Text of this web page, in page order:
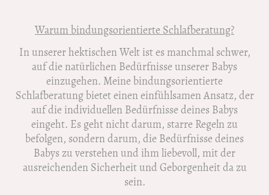
Warum bindungsorientierte Schlafberatung?
In unserer hektischen Welt ist es manchmal schwer,
auf die natürlichen Bedürfnisse unserer Babys
einzugehen. Meine bindungsorientierte
Schlafberatung bietet einen einfühlsamen Ansatz, der
auf die individuellen Bedürfnisse deines Babys
eingeht. Es geht nicht darum, starre Regeln zu
befolgen, sondern darum, die Bedürfnisse deines
Babys zu verstehen und ihm liebevoll, mit der
ausreichenden Sicherheit und Geborgenheit da zu
sein.